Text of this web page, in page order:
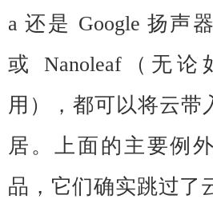
a 还是 Google 扬声
或 Nanoleaf（无
用），都可以将云带
居。上面的主要例
品，它们确实跳过了